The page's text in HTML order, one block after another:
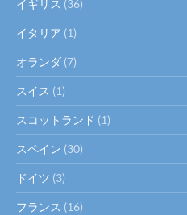
イギリス (36)
イタリア (1)
オランダ (7)
スイス (1)
スコットランド (1)
スペイン (30)
ドイツ (3)
フランス (16)